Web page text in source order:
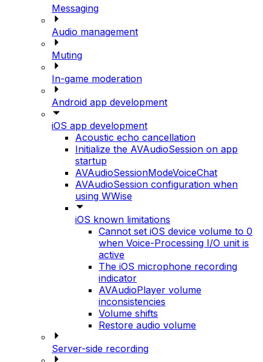
Messaging
Audio management
Muting
In-game moderation
Android app development
iOS app development
Acoustic echo cancellation
Initialize the AVAudioSession on app
startup
AVAudioSessionModeVoiceChat
AVAudioSession configuration when
using WWise
iOS known limitations
Cannot set iOS device volume to 0
when Voice-Processing I/O unit is
active
The iOS microphone recording
indicator
AVAudioPlayer volume
inconsistencies
Volume shifts
Restore audio volume
Server-side recording